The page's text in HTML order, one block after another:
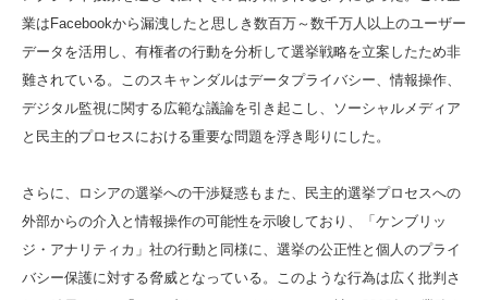
業はFacebookから漏洩したと思しき数百万～数千万人以上のユーザー
データを活用し、有権者の行動を分析して選挙戦略を立案したため非
難されている。このスキャンダルはデータプライバシー、情報操作、
デジタル監視に関する広範な議論を引き起こし、ソーシャルメディア
と民主的プロセスにおける重要な問題を浮き彫りにした。
さらに、ロシアの選挙への干渉疑惑もまた、民主的選挙プロセスへの
外部からの介入と情報操作の可能性を示唆しており、「ケンブリッ
ジ・アナリティカ」社の行動と同様に、選挙の公正性と個人のプライ
バシー保護に対する脅威となっている。このような行為は広く批判さ